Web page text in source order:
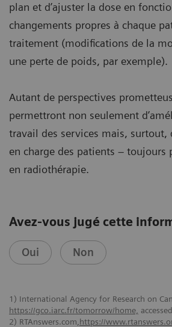
plan et d’ajuster la dose en
changements propres à chaque
traitement (modifications de la
une perte de poids, par exemple).
Autant de perspectives
permettront non seulement
travail des services mais, surtout,
en charge des patients – toujours
en radiothérapie.
Avez-vous jugé cette
Oui Non
1) International Agency for Research on
https://gco.iarc.fr/tomorrow/home,
2) RTAnswers.com, https://